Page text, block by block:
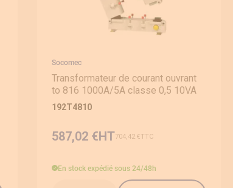
Socomec
Transformateur de courant ouvrant
to 816 1000A/5A classe 0,5 10VA
192T4810
704,42 €
587,02 €
En stock expédié sous 24/48h